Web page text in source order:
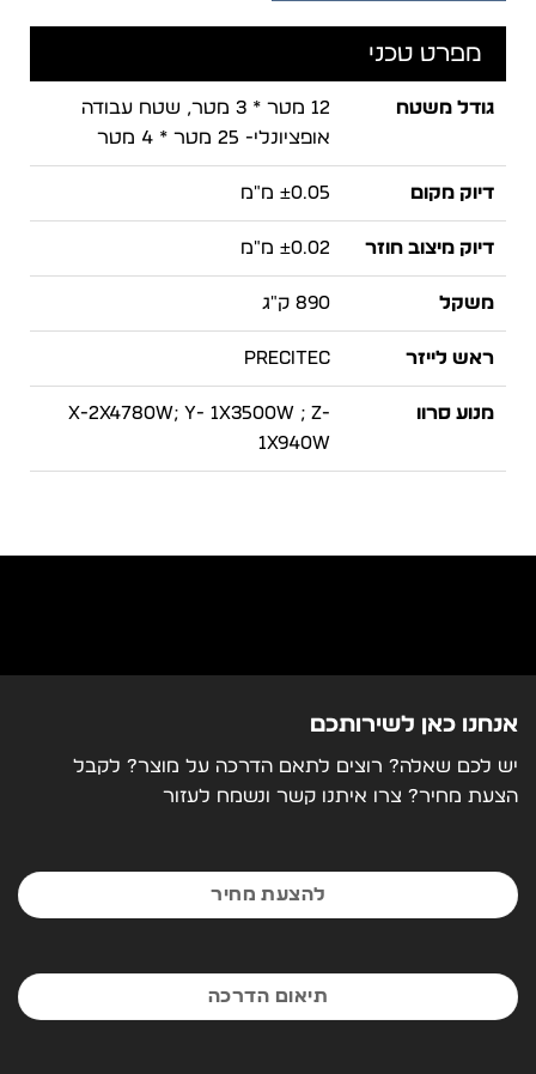
מפרט טכני
גודל משטח
12 מטר * 3 מטר, שטח עבודה
אופציונלי- 25 מטר * 4 מטר
דיוק מקום ±0.05 מ"מ
דיוק מיצוב חוזר ±0.02 מ"מ
משקל 890 ק"ג
ראש לייזר PRECITEC
מנוע סרוו
X-2x4780W; Y- 1x3500W ; Z-
1x940W
אנחנו כאן לשירותכם
יש לכם שאלה? רוצים לתאם הדרכה על מוצר? לקבל
הצעת מחיר? צרו איתנו קשר ונשמח לעזור
להצעת מחיר
תיאום הדרכה